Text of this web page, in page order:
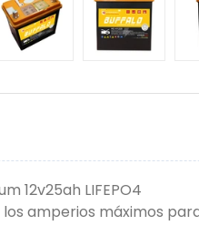
12v25ah LIFEPO4
los amperios máximos